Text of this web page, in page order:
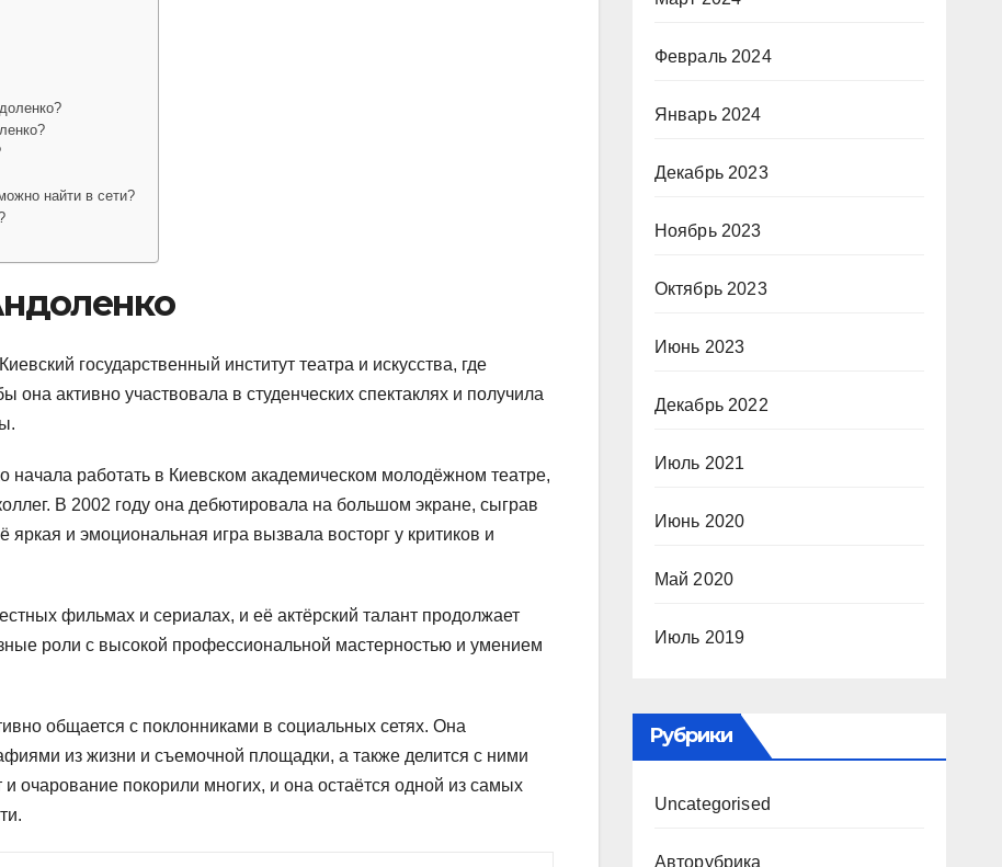
найти в сети?
государственный институт театра и искусства, где
она активно участвовала в студенческих спектаклях и получила
начала работать в Киевском академическом молодёжном театре,
В 2002 году она дебютировала на большом экране, сыграв
и эмоциональная игра вызвала восторг у критиков и
фильмах и сериалах, и её актёрский талант продолжает
роли с высокой профессиональной мастерностью и умением
общается с поклонниками в социальных сетях. Она
из жизни и съемочной площадки, а также делится с ними
очарование покорили многих, и она остаётся одной из самых
Февраль 2024
Январь 2024
Декабрь 2023
Ноябрь 2023
Октябрь 2023
Июнь 2023
Декабрь 2022
Июль 2021
Июнь 2020
Май 2020
Июль 2019
Рубрики
Uncategorised
Авторубрика